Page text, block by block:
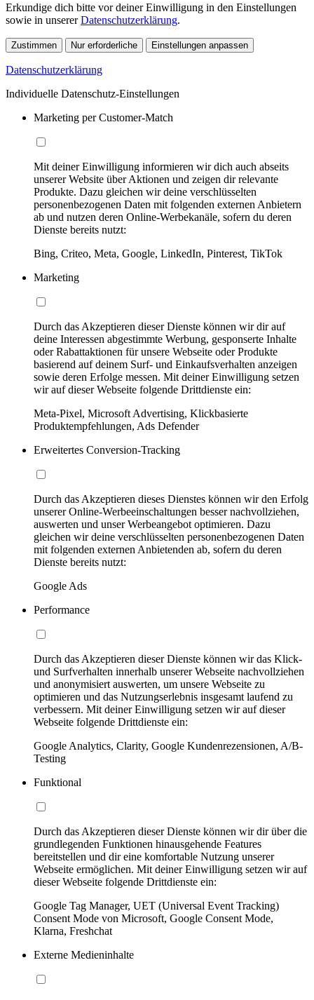
Erkundige dich bitte vor deiner Einwilligung in den Einstellungen
sowie in unsererDatenschutzerklärung.
Zustimmen Nur erforderliche Einstellungen anpassen
Datenschutzerklärung
Individuelle Datenschutz-Einstellungen
Marketing per Customer-Match
Mit deiner Einwilligung informieren wir dich auch abseits
unserer Website über Aktionen und zeigen dir relevante
Produkte. Dazu gleichen wir deine verschlüsselten
personenbezogenen Daten mit folgenden externen Anbietern
ab und nutzen deren Online-Werbekanäle, sofern du deren
Dienste bereits nutzt:
Bing, Criteo, Meta, Google, LinkedIn, Pinterest, TikTok
Marketing
Durch das Akzeptieren dieser Dienste können wir dir auf
deine Interessen abgestimmte Werbung, gesponserte Inhalte
oder Rabattaktionen für unsere Webseite oder Produkte
basierend auf deinem Surf- und Einkaufsverhalten anzeigen
sowie deren Erfolge messen. Mit deiner Einwilligung setzen
wir auf dieser Webseite folgende Drittdienste ein:
Meta-Pixel, Microsoft Advertising, Klickbasierte
Produktempfehlungen, Ads Defender
Erweitertes Conversion-Tracking
Durch das Akzeptieren dieses Dienstes können wir den Erfolg
unserer Online-Werbeeinschaltungen besser nachvollziehen,
auswerten und unser Werbeangebot optimieren. Dazu
gleichen wir deine verschlüsselten personenbezogenen Daten
mit folgenden externen Anbietenden ab, sofern du deren
Dienste bereits nutzt:
Google Ads
Performance
Durch das Akzeptieren dieser Dienste können wir das Klick-
und Surfverhalten innerhalb unserer Webseite nachvollziehen
und anonymisiert auswerten, um unsere Webseite zu
optimieren und das Nutzungserlebnis insgesamt laufend zu
verbessern. Mit deiner Einwilligung setzen wir auf dieser
Webseite folgende Drittdienste ein:
Google Analytics, Clarity, Google Kundenrezensionen, A/B-
Testing
Funktional
Durch das Akzeptieren dieser Dienste können wir dir über die
grundlegenden Funktionen hinausgehende Features
bereitstellen und dir eine komfortable Nutzung unserer
Webseite ermöglichen. Mit deiner Einwilligung setzen wir auf
dieser Webseite folgende Drittdienste ein:
Google Tag Manager, UET (Universal Event Tracking)
Consent Mode von Microsoft, Google Consent Mode,
Klarna, Freshchat
Externe Medieninhalte